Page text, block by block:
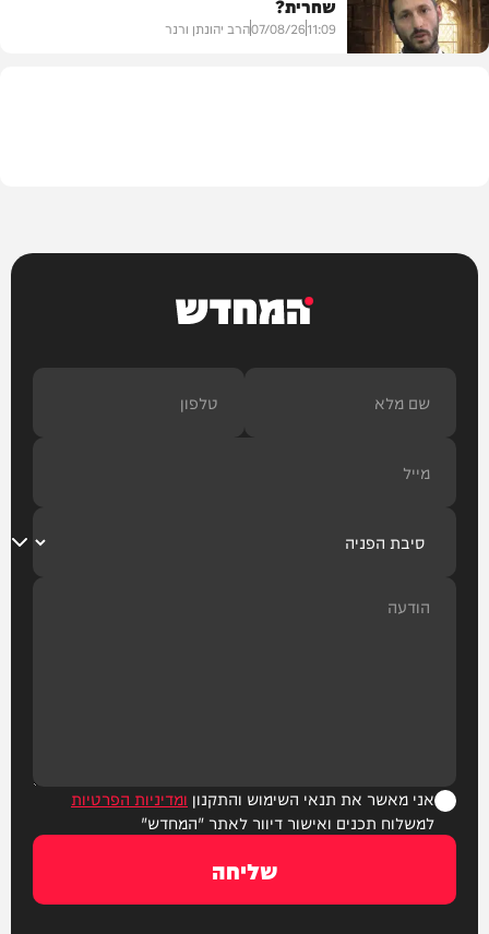
שחרית?
11:09
07/08/26הרב יהונתן ורנר
המחדש
אני מאשר את תנאי השימוש והתקנון ומדיניות הפרטיות
למשלוח תכנים ואישור דיוור לאתר "המחדש"
שליחה